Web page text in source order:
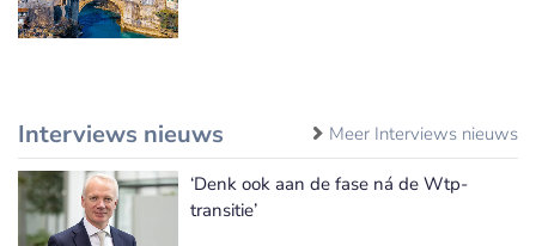
Interviews nieuws Meer Interviews nieuws
‘Denk ook aan de fase ná de Wtp-
transitie’